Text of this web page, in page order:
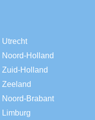
Utrecht
Noord-Holland
Zuid-Holland
Zeeland
Noord-Brabant
Limburg